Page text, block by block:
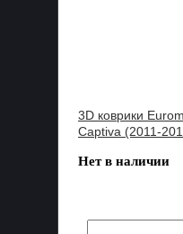
3D коврики
Captiva (2011-
Нет в наличии